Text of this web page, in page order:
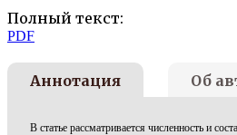
Полный текст:
PDF
Аннотация
В статье рассматривается численность и
Об